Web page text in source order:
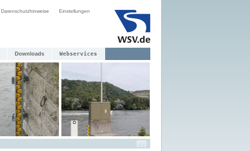
Datenschutzhinweise Einstellungen
Downloads Webservices